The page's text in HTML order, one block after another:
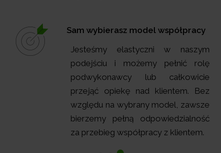
Sam wybierasz model współpracy
Jesteśmy elastyczni w naszym
podejściu i możemy pełnić rolę
podwykonawcy lub całkowicie
przejąć opiekę nad klientem. Bez
względu na wybrany model, zawsze
bierzemy pełną odpowiedzialność
za przebieg współpracy z klientem.